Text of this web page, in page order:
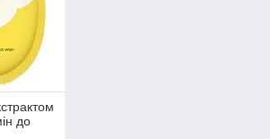
до